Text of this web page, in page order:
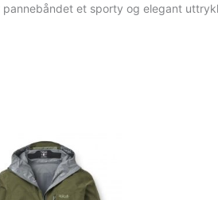
et sporty og elegant